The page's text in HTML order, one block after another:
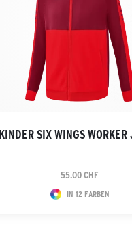
KINDER SIX WINGS WORKER
55.00 CHF
IN 12 FARBEN